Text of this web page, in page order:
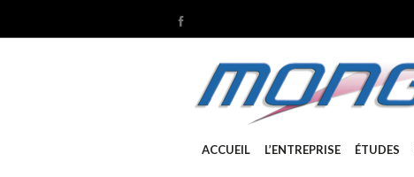
ACCUEIL L’ENTREPRISE ÉTUDES